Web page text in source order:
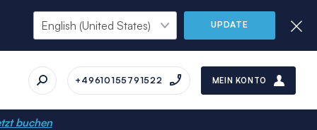
UPDATE
+49610155791522 MEIN KONTO
buchen